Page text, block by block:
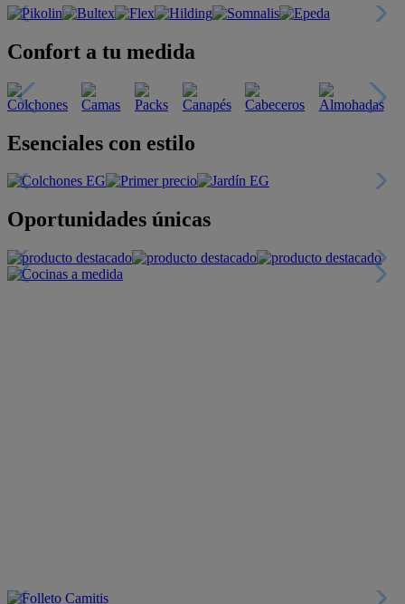
Confort a tu medida
Esenciales con estilo
Oportunidades únicas